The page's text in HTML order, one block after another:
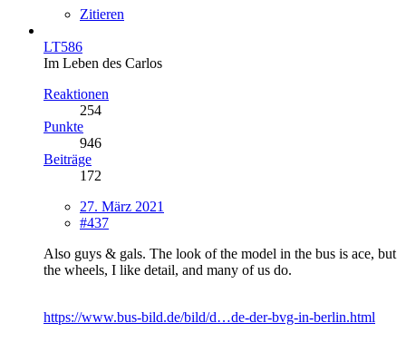
Zitieren
LT586
Im Leben des Carlos
Reaktionen
254
Punkte
946
Beiträge
172
27. März 2021
#437
Also guys & gals. The look of the model in the bus is ace, but
the wheels, I like detail, and many of us do.
https://www.bus-bild.de/bild/d…de-der-bvg-in-berlin.html